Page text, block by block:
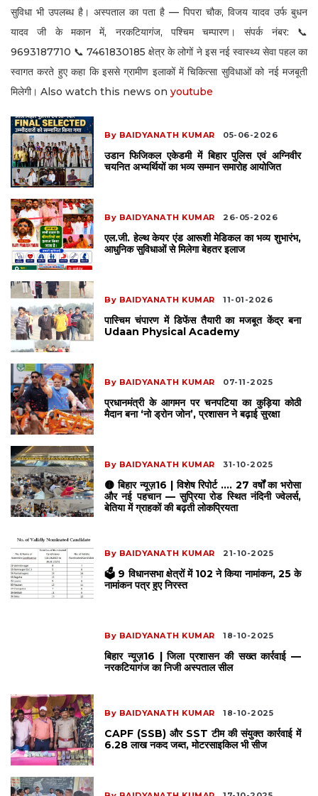
सुविधा भी उपलब्ध है। अस्पताल का पता है — पिपरा चौक, विजय यादव उर्फ बुधन
यादव जी के मकान में, नरकटियागंज, पश्चिम चम्पारण। संपर्क नंबर: 📞
9693187710 📞 7461830185 क्षेत्र के लोगों ने इस नई स्वास्थ्य सेवा पहल का
स्वागत करते हुए कहा कि इससे ग्रामीण इलाकों में चिकित्सा सुविधाओं को नई मजबूती
मिलेगी। Also watch this news on youtube
By BAIDYANATH KUMAR 05-06-2026
उडान फिजिकल एकेडमी में बिहार पुलिस एवं अग्निवीर
चयनित अभ्यर्थियों का भव्य सम्मान समारोह आयोजित
By BAIDYANATH KUMAR 26-05-2026
एल.जी. हेल्थ केयर एंड आरूशी मेडिकल का भव्य शुभारंभ,
आधुनिक सुविधाओं से मिलेगा बेहतर इलाज
By BAIDYANATH KUMAR 11-01-2026
पास्चिम चंपारण में डिफेंस तैयारी का मजबूत केंद्र बना
Udaan Physical Academy
By BAIDYANATH KUMAR 07-11-2025
प्रधानमंत्री के आगमन पर चनपटिया का कुड़िया कोठी
मैदान बना ‘नो ड्रोन जोन’, प्रशासन ने बढ़ाई सुरक्षा
By BAIDYANATH KUMAR 31-10-2025
🟡 बिहार न्यूज़16 | विशेष रिपोर्ट .... 27 वर्षों का भरोसा
और नई पहचान — सुप्रिया रोड स्थित नंदिनी ज्वेलर्स,
बेतिया में ग्राहकों की बढ़ती लोकप्रियता
By BAIDYANATH KUMAR 21-10-2025
🗳️ 9 विधानसभा क्षेत्रों में 102 ने किया नामांकन, 25 के
नामांकन पत्र हुए निरस्त
By BAIDYANATH KUMAR 18-10-2025
बिहार न्यूज़16 | जिला प्रशासन की सख्त कार्रवाई —
नरकटियागंज का निजी अस्पताल सील
By BAIDYANATH KUMAR 18-10-2025
CAPF (SSB) और SST टीम की संयुक्त कार्रवाई में
₹6.28 लाख नकद जब्त, मोटरसाइकिल भी सीज